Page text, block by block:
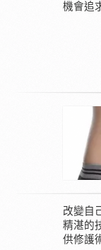
機會追
改變自
精湛的
供修護